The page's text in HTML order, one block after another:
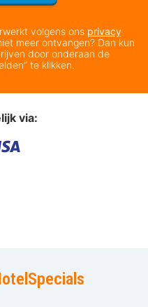
volgens ons privacy
meer ontvangen? Dan kun
door onderaan de
te klikken.
via: